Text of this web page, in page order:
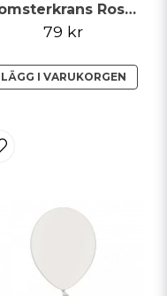
Blomsterkrans Rosa/Vit 17cm
79 kr
LÄGG I VARUKORGEN